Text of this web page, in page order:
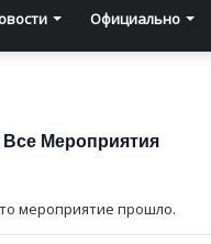
Официально
Все Мероприятия
мероприятие прошло.